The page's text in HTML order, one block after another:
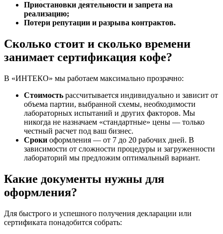
Приостановки деятельности и запрета на
реализацию;
Потери репутации и разрыва контрактов.
Сколько стоит и сколько времени
занимает сертификация кофе?
В «ИНТЕКО» мы работаем максимально прозрачно:
Стоимость рассчитывается индивидуально и зависит от
объема партии, выбранной схемы, необходимости
лабораторных испытаний и других факторов. Мы
никогда не назначаем «стандартные» цены — только
честный расчет под ваш бизнес.
Сроки оформления — от 7 до 20 рабочих дней. В
зависимости от сложности процедуры и загруженности
лабораторий мы предложим оптимальный вариант.
Какие документы нужны для
оформления?
Для быстрого и успешного получения декларации или
сертификата понадобится собрать: